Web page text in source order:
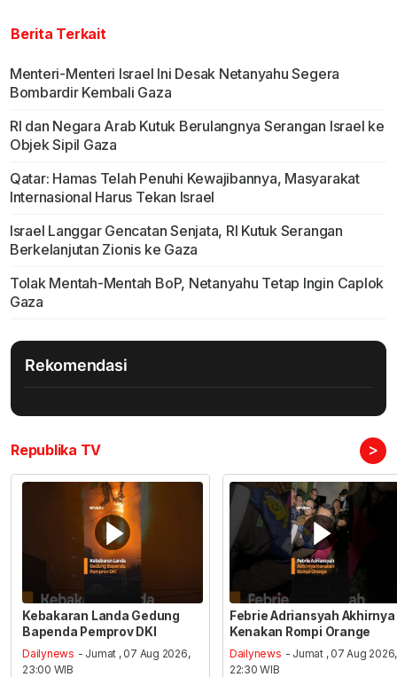
Berita Terkait
Menteri-Menteri Israel Ini Desak Netanyahu Segera
Bombardir Kembali Gaza
RI dan Negara Arab Kutuk Berulangnya Serangan Israel ke
Objek Sipil Gaza
Qatar: Hamas Telah Penuhi Kewajibannya, Masyarakat
Internasional Harus Tekan Israel
Israel Langgar Gencatan Senjata, RI Kutuk Serangan
Berkelanjutan Zionis ke Gaza
Tolak Mentah-Mentah BoP, Netanyahu Tetap Ingin Caplok
Gaza
Rekomendasi
Republika TV >
Kebakaran Landa Gedung
Bapenda Pemprov DKI
Dailynews - Jumat , 07 Aug 2026,
23:00 WIB
Febrie Adriansyah Akhirnya
Kenakan Rompi Orange
Dailynews - Jumat , 07 Aug 2026,
22:30 WIB